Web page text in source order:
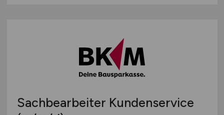
Sachbearbeiter Kundenservice